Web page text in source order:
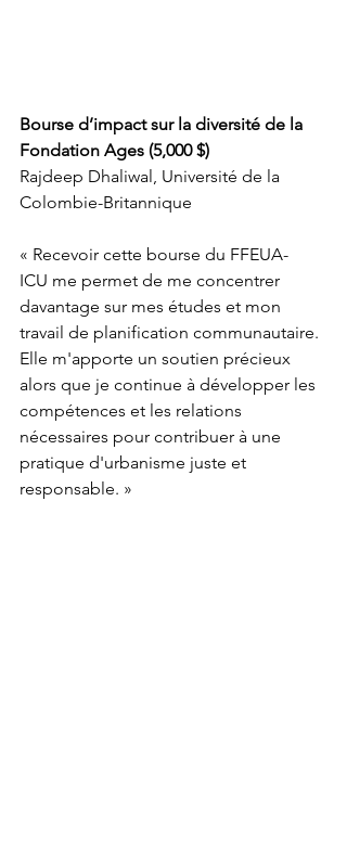
Bourse d’impact sur la diversité de la
Fondation Ages (5,000 $)
Rajdeep Dhaliwal, Université de la
Colombie-Britannique
« Recevoir cette bourse du FFEUA-
ICU me permet de me concentrer
davantage sur mes études et mon
travail de planification communautaire.
Elle m'apporte un soutien précieux
alors que je continue à développer les
compétences et les relations
nécessaires pour contribuer à une
pratique d'urbanisme juste et
responsable. »